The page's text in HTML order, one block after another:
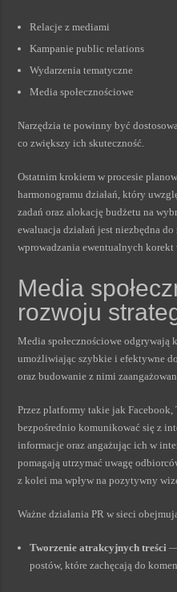
Relacje z mediami
Kampanie public relations
Wydarzenia tematyczne
Media społecznościowe
Narzędzia te powinny być
co zwiększy ich skuteczność.
Ostatnim krokiem w procesie
harmonogramu działań, który
zadań oraz alokację budżetu na
ewaluacja działań jest niezbędna
wprowadzania ewentualnych korekt
Media
rozwoju
Media społecznościowe odgrywają
umożliwiając szybkie i efektywne
oraz budowanie z nimi
Przez platformy takie jak
bezpośrednio komunikować się z
informacje oraz angażując ich w
pomagają utrzymać uwagę
z kolei ma wpływ na pozytywny
Ważne działania PR w sieci
Tworzenie atrakcyjnych treści —
postów, które zachęcają do